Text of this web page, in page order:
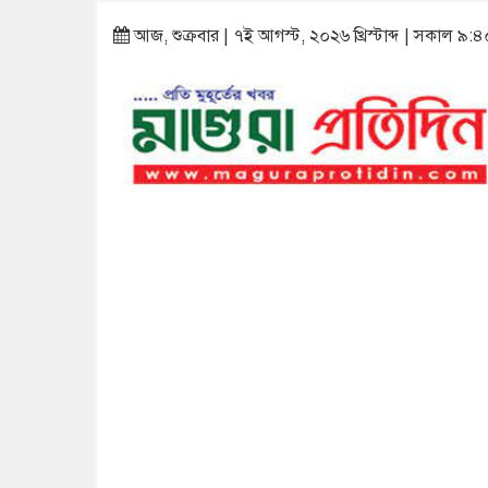
আজ, শুক্রবার | ৭ই আগস্ট, ২০২৬ খ্রিস্টাব্দ | সকাল